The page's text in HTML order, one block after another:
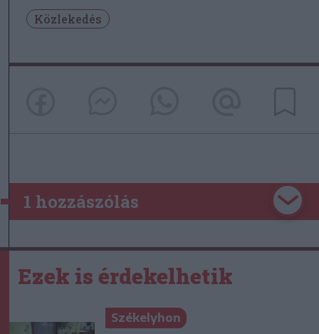
Közlekedés
1 hozzászólás
Ezek is érdekelhetik
Székelyhon